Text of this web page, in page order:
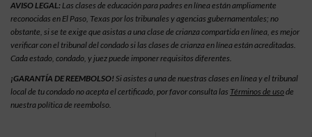
AVISO LEGAL:Las clases de educación para padres en línea están ampliamente
reconocidas en El Paso, Texas por los tribunales y agencias gubernamentales; no
obstante, si se te exige que asistas a una clase de crianza compartida en línea, es mejor
verificar con el tribunal del condado si las clases de crianza en línea están acreditadas.
Cada estado, condado, y juez puede imponer requisitos diferentes.
¡GARANTÍA DE REEMBOLSO! Si asistes a una de nuestras clases en línea y el tribunal
local de tu condado no acepta el certificado, por favor consulta las Términos de usode
nuestra política de reembolso.